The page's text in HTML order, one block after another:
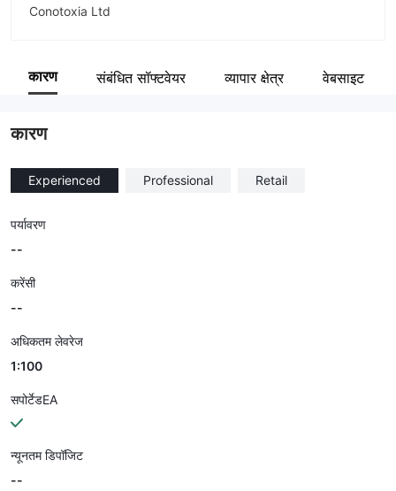
Conotoxia Ltd
कंपनी का कर्मचारी
कारण संबंधित सॉफ्टवेयर व्यापार क्षेत्र वेबसाइट
कारण
Experienced Professional Retail
पर्यावरण
--
करेंसी
--
अधिकतम लेवरेज
1:100
सपोर्टेडEA
न्यूनतम डिपॉजिट
--